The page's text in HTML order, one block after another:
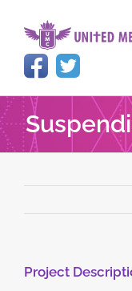
content
Project